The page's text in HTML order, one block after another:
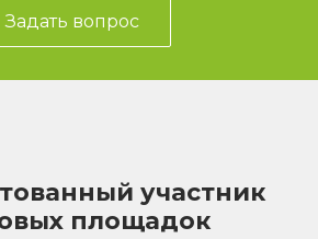
Задать вопрос
участник
площадок